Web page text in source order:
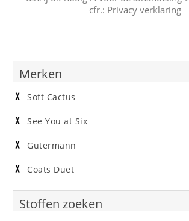
cfr.: Privacy verklaring
Merken
Soft Cactus
See You at Six
Gütermann
Coats Duet
Stoffen zoeken